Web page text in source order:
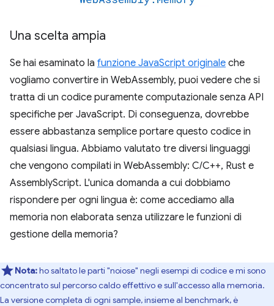
Una scelta ampia
Se hai esaminato la funzione JavaScript originale che
vogliamo convertire in WebAssembly, puoi vedere che si
tratta di un codice puramente computazionale senza API
specifiche per JavaScript. Di conseguenza, dovrebbe
essere abbastanza semplice portare questo codice in
qualsiasi lingua. Abbiamo valutato tre diversi linguaggi
che vengono compilati in WebAssembly: C/C++, Rust e
AssemblyScript. L'unica domanda a cui dobbiamo
rispondere per ogni lingua è: come accediamo alla
memoria non elaborata senza utilizzare le funzioni di
gestione della memoria?
Nota:ho saltato le parti "noiose" negli esempi di codice e mi sono
concentrato sul percorso caldo effettivo e sull'accesso alla memoria.
La versione completa di ogni sample, insieme al benchmark, è